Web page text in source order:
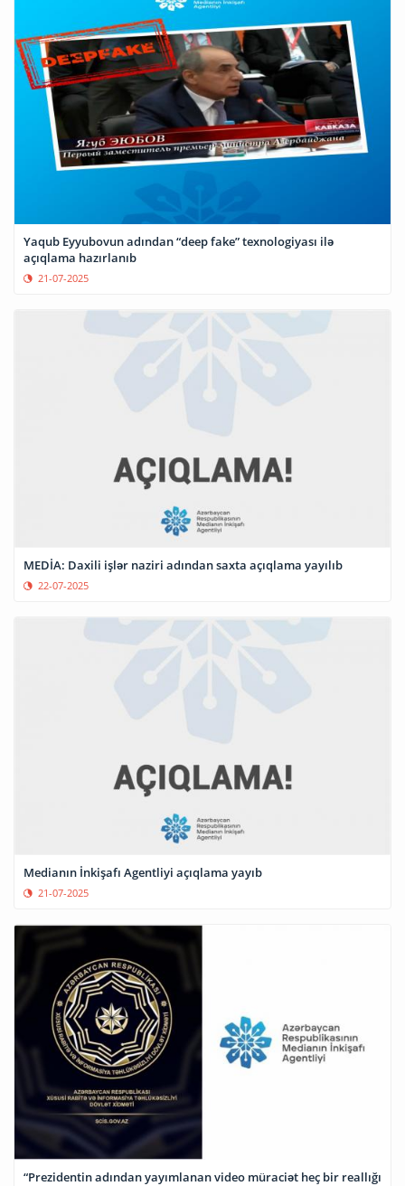
Yaqub Eyyubovun adından “deep fake” texnologiyası ilə
açıqlama hazırlanıb
21-07-2025
MEDİA: Daxili işlər naziri adından saxta açıqlama yayılıb
22-07-2025
Medianın İnkişafı Agentliyi açıqlama yayıb
21-07-2025
“Prezidentin adından yayımlanan video müraciət heç bir reallığı